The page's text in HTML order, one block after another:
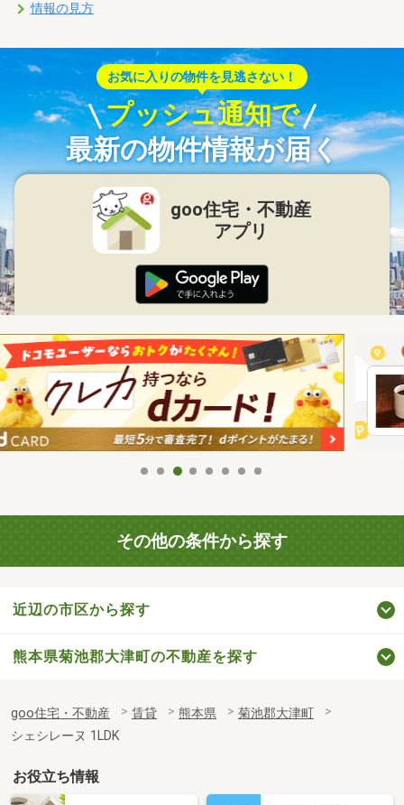
情報の見方
お気に入りの物件を見逃さない！
プッシュ通知で
最新の物件情報が届く
goo住宅・不動産
アプリ
その他の条件から探す
近辺の市区から探す
熊本県菊池郡大津町の不動産を探す
goo住宅・不動産 賃貸 熊本県
菊池郡大津町
シェシレーヌ 1LDK
お役立ち情報